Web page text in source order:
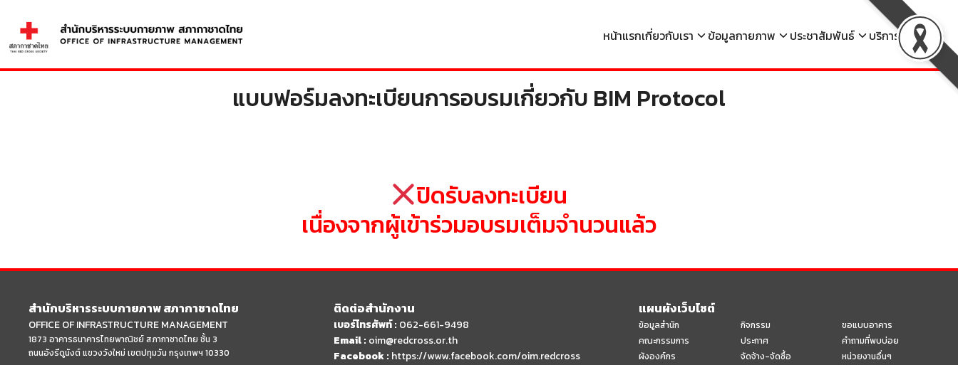
content
หน้าแรกเกี่ยวกับเรา ข้อมูลกายภาพ ประชาสัมพันธ์ บริการ ติดต่อ
for:
แบบฟอร์มลงทะเบียนการอบรมเกี่ยวกับ BIM Protocol
ปิดรับลงทะเบียน
เนื่องจากผู้เข้าร่วมอบรมเต็มจำนวนแล้ว
สำนักบริหารระบบกายภาพ สภากาชาดไทย
OFFICE OF INFRASTRUCTURE MANAGEMENT
1873 อาคารธนาคารไทยพาณิชย์ สภากาชาดไทย ชั้น 3
ถนนอังรีดูนังต์ แขวงวังใหม่ เขตปทุมวัน กรุงเทพฯ 10330
ติดต่อสำนักงาน
เบอร์โทรศัพท์ : 062-661-9498
Email : oim@redcross.or.th
Facebook : https://www.facebook.com/oim.redcross
แผนผังเว็บไซต์
ข้อมูลสำนัก
คณะกรรมการ
ผังองค์กร
กิจกรรม
ประกาศ
จัดจ้าง-จัดซื้อ
ขอแบบอาคาร
คำถามที่พบบ่อย
หน่วยงานอื่นๆ